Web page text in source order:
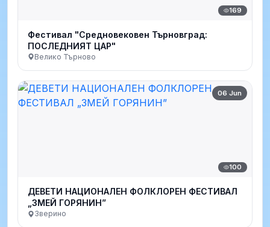
169
Фестивал "Средновековен Търновград:
ПОСЛЕДНИЯТ ЦАР"
Велико Търново
06 Jun
100
ДЕВЕТИ НАЦИОНАЛЕН ФОЛКЛОРЕН ФЕСТИВАЛ
„ЗМЕЙ ГОРЯНИН”
Зверино